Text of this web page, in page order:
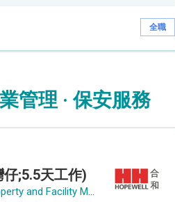
全職
管理 · 保安服務
;5.5天工作)
Hopewell Property and Facility Management Ltd. 合和物業及設施管理有限公司